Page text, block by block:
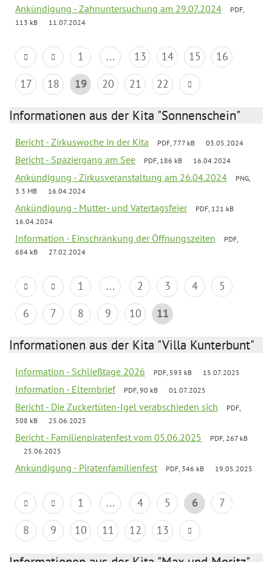
Ankündigung - Zahnuntersuchung am 29.07.2024
PDF,
113 kB
11.07.2024
1 ... 13 14 15
16
17
18 19 20 21 22
Informationen aus der Kita "Sonnenschein"
Bericht - Zirkuswoche in der Kita PDF, 777 kB 03.05.2024
Bericht - Spaziergang am See PDF, 186 kB 16.04.2024
Ankündigung - Zirkusveranstaltung am 26.04.2024
PNG,
3.3 MB
16.04.2024
Ankündigung - Mutter- und Vatertagsfeier
PDF, 121 kB
16.04.2024
Information - Einschränkung der Öffnungszeiten
PDF,
684 kB
27.02.2024
1 ... 2 3 4
5
6
7 8 9 10 11
Informationen aus der Kita "Villa Kunterbunt"
Information - Schließtage 2026 PDF, 593 kB 15.07.2025
Information - Elternbrief PDF, 90 kB 01.07.2025
Bericht - Die Zuckertüten-Igel verabschieden sich
PDF,
508 kB
25.06.2025
Bericht - Familienpiratenfest vom 05.06.2025
PDF, 267 kB
25.06.2025
Ankündigung - Piratenfamilienfest PDF, 346 kB 19.05.2025
1 ... 4 5 6
7
8
9 10 11 12 13